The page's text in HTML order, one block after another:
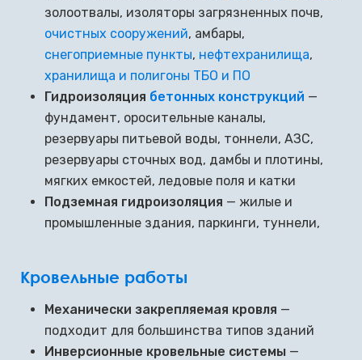
золоотвалы, изоляторы загрязненных почв,
очистных сооружений, амбары,
снегоприемные пункты, нефтехранилища,
хранилища и полигоны ТБО и ПО
Гидроизоляция бетонных конструкций —
фундамент, оросительные каналы,
резервуары питьевой воды, тоннели, АЗС,
резервуары сточных вод, дамбы и плотины,
мягких емкостей, ледовые поля и катки
Подземная гидроизоляция — жилые и
промышленные здания, паркинги, туннели,
Кровельные работы
Механически закрепляемая кровля —
подходит для большинства типов зданий
Инверсионные кровельные системы —